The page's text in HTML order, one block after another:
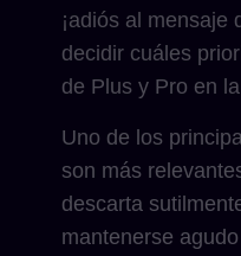
¡adiós al
decidir cuáles
de Plus y Pro en
Uno de los
son más
descarta
mantenerse